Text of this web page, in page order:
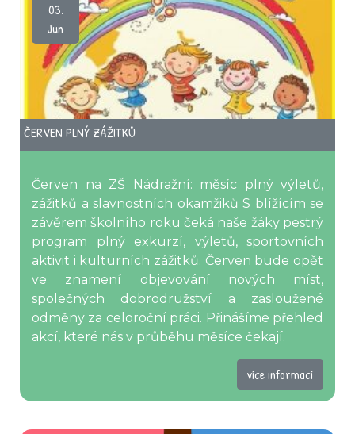
03.
Jun
ČERVEN PLNÝ ZÁŽITKŮ
Červen na ZŠ Nádražní: měsíc plný výletů,
zážitků a slavnostních okamžiků S blížícím se
závěrem školního roku čeká naše žáky pestrý
program plný exkurzí, výletů, sportovních
aktivit i kulturních zážitků. Červen bude opět
ve znamení objevování nových míst,
společných dobrodružství a zasloužené
odměny za celoroční práci. Přinášíme přehled
akcí, které nás v průběhu měsíce čekají.
více informací